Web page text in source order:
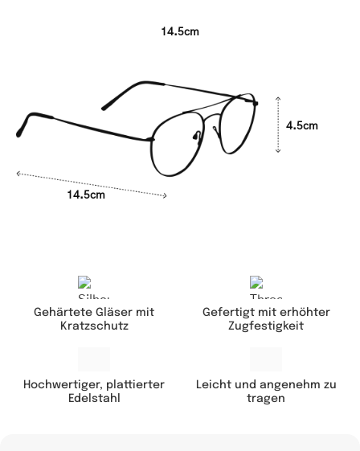
14.5cm
4.5cm
14.5cm
Gehärtete Gläser mit
Kratzschutz
Gefertigt mit erhöhter
Zugfestigkeit
Hochwertiger, plattierter
Edelstahl
Leicht und angenehm zu
tragen